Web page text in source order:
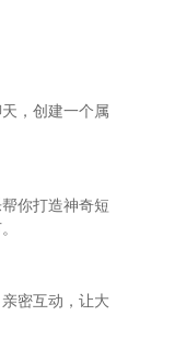
，创建一个属
你打造神奇短
密互动，让大